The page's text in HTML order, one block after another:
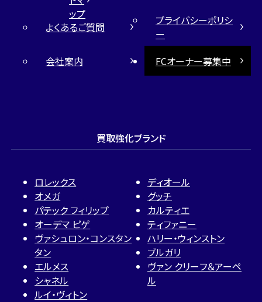
ップ
よくあるご質問
プライバシーポリシ
ー
会社案内
FCオーナー募集中
買取強化ブランド
ロレックス
オメガ
パテック フィリップ
オーデマ ピゲ
ヴァシュロン・コンスタン
タン
エルメス
シャネル
ルイ・ヴィトン
ディオール
グッチ
カルティエ
ティファニー
ハリー・ウィンストン
ブルガリ
ヴァン クリーフ＆アーペ
ル